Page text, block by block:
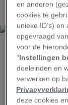
bloemen
CASSIDY MOODY,
De Karomia gigas-
drie jaar oud en al
en anderen
cookies te
unieke ID’s)
opgevraagd
voor de
“Instellingen
doeleinden en
verwerken op
deze cookies